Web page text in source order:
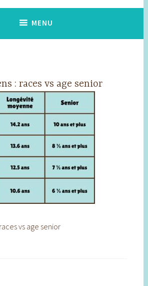
MENU
: races vs age senior
vs age senior